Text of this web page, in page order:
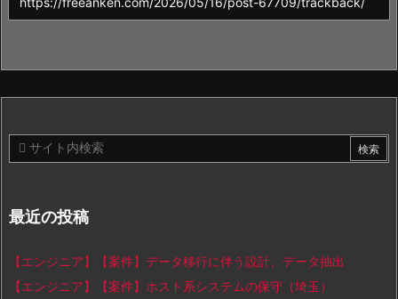
最近の投稿
【エンジニア】【案件】データ移行に伴う設計、データ抽出
【エンジニア】【案件】ホスト系システムの保守（埼玉）